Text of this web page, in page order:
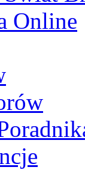
Online